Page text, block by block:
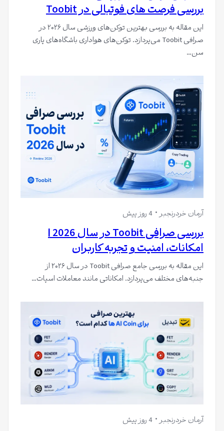
بررسی فرصت های فوتبالی در Toobit
این مقاله به بررسی بهترین توکن‌های ورزشی سال ۲۰۲۶ در
صرافی Toobit می‌پردازد. توکن‌های هواداری باشگاه‌های پاری
سن…
آرمان خردرنجبر 4 روز پیش
بررسی صرافی Toobit در سال 2026 |
امکانات، امنیت و تجربه کاربران
این مقاله به بررسی جامع صرافی Toobit در سال ۲۰۲۶ از
جنبه‌های مختلف می‌پردازد. امکاناتی مانند معاملات اسپات…
آرمان خردرنجبر 4 روز پیش